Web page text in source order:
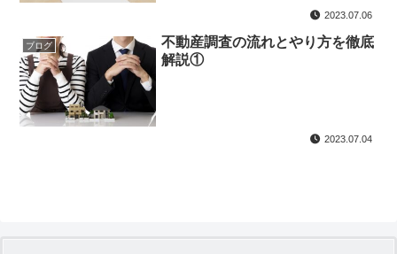
2023.07.06
ブログ
不動産調査の流れとやり方を徹底
解説①
2023.07.04